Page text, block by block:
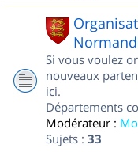
Si vous voulez
nouveaux
ici.
Départements
Modérateur :
Sujets : 33